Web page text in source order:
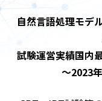
自然言語処理モデ
試験運営実績国内
～2023